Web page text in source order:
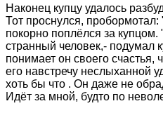
Наконец купцу удалось
Тот проснулся, пробормотал:
покорно поплёлся за купцом.
странный человек,- подумал
понимает он своего счастья,
его навстречу неслыханной
хоть бы что . Он даже не
Идёт за мной, будто по